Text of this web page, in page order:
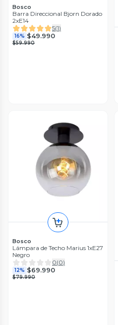
Bosco
Barra Direccional Bjorn Dorado
2xE14
5(1)
16% $49.990
$59.990
Bosco
Lámpara de Techo Marius 1xE27
Negro
0(0)
12% $69.990
$79.990